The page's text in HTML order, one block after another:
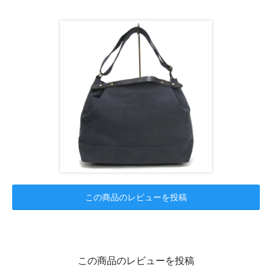
この商品のレビューを投稿
この商品のレビューを投稿